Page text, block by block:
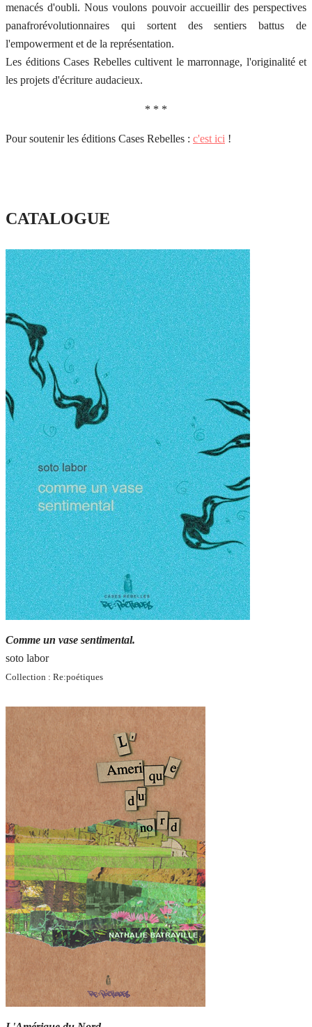
menacés d'oubli. Nous voulons pouvoir accueillir des perspectives
panafrorévolutionnaires qui sortent des sentiers battus de
l'empowerment et de la représentation.
Les éditions Cases Rebelles cultivent le marronnage, l'originalité et
les projets d'écriture audacieux.
* * *
Pour soutenir les éditions Cases Rebelles : c'est ici !
CATALOGUE
Comme un vase sentimental.
soto labor
Collection : Re:poétiques